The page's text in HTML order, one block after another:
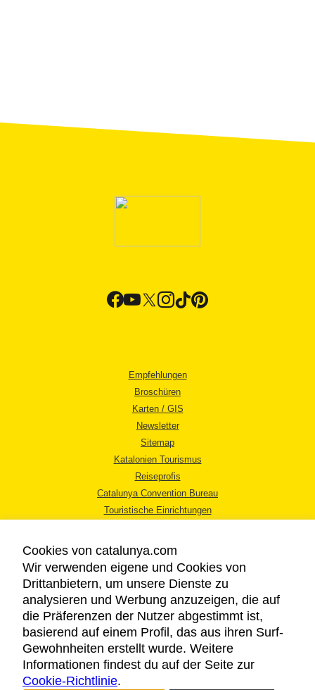
Empfehlungen
Broschüren
Karten / GIS
Newsletter
Sitemap
Katalonien Tourismus
Reiseprofis
Catalunya Convention Bureau
Touristische Einrichtungen
RECHTLICHER HINWEIS
DATENSCHUTZICHTLINIE
COOKIES
BARRIEREFREIHEIT
Cookies von catalunya.com
Wir verwenden eigene und Cookies von
Drittanbietern, um unsere Dienste zu
analysieren und Werbung anzuzeigen, die auf
die Präferenzen der Nutzer abgestimmt ist,
basierend auf einem Profil, das aus ihren Surf-
Gewohnheiten erstellt wurde. Weitere
Informationen findest du auf der Seite zur
Cookie-Richtlinie.